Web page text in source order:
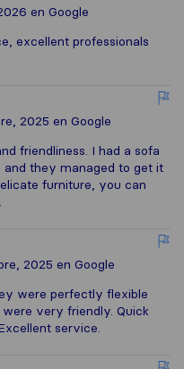
en Google
excellent professionals
2025 en Google
friendliness. I had a sofa
they managed to get it
furniture, you can
2025 en Google
were perfectly flexible
very friendly. Quick
service.